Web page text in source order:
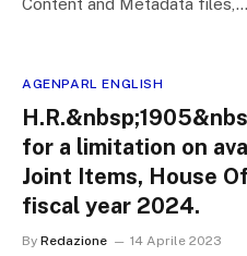
Content and Metadata files,…
AGENPARL ENGLISH
for a limitation on
Joint Items, House
fiscal year 2024.
By Redazione 14 Aprile 2023